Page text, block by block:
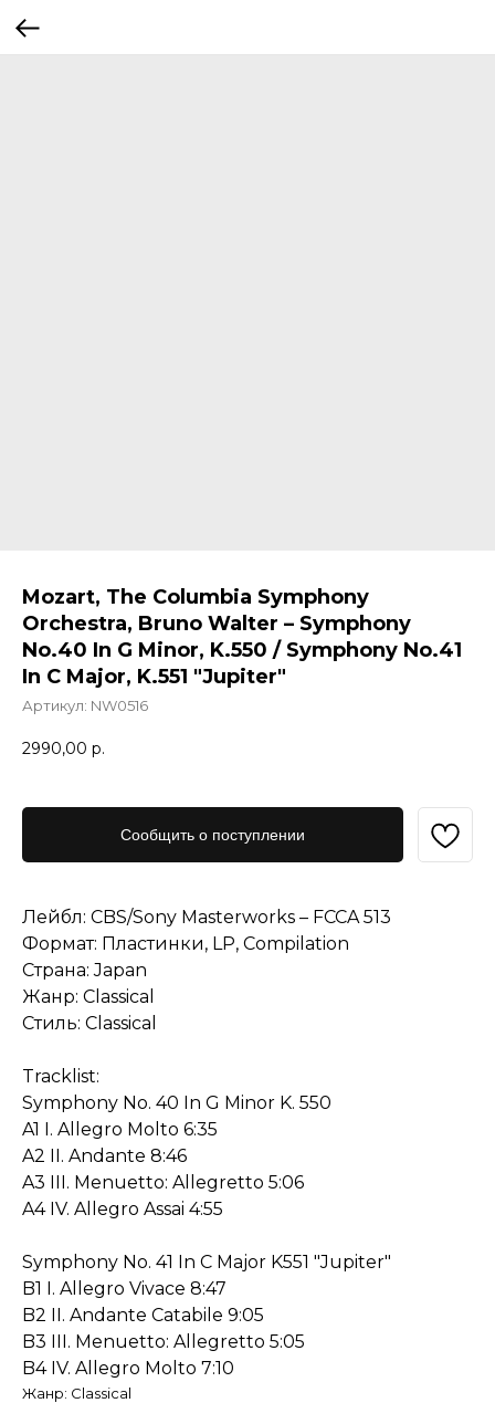
Mozart, The Columbia Symphony
Orchestra, Bruno Walter – Symphony
No.40 In G Minor, K.550 / Symphony No.41
In C Major, K.551 "Jupiter"
Артикул: NW0516
2990,00 р.
Сообщить о поступлении
Лейбл: CBS/Sony Masterworks – FCCA 513
Формат: Пластинки, LP, Compilation
Страна: Japan
Жанр: Classical
Стиль: Classical
Tracklist:
Symphony No. 40 In G Minor K. 550
A1 I. Allegro Molto 6:35
A2 II. Andante 8:46
A3 III. Menuetto: Allegretto 5:06
A4 IV. Allegro Assai 4:55
Symphony No. 41 In C Major K551 "Jupiter"
B1 I. Allegro Vivace 8:47
B2 II. Andante Catabile 9:05
B3 III. Menuetto: Allegretto 5:05
B4 IV. Allegro Molto 7:10
Жанр: Classical